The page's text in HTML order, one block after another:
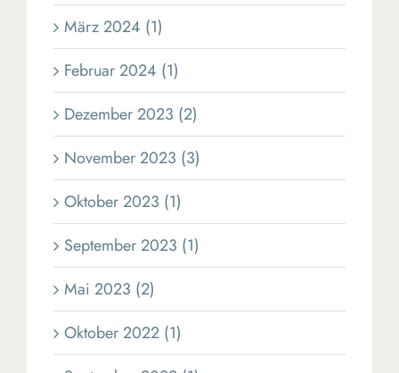
März 2024 (1)
Februar 2024 (1)
Dezember 2023 (2)
November 2023 (3)
Oktober 2023 (1)
September 2023 (1)
Mai 2023 (2)
Oktober 2022 (1)